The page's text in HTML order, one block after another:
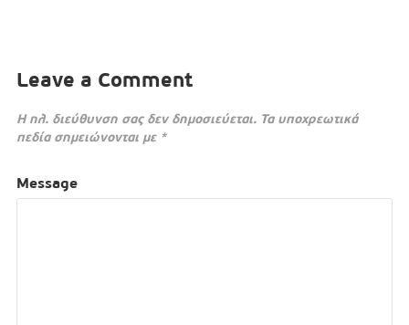
Leave a Comment
Η ηλ. διεύθυνση σας δεν δημοσιεύεται. Τα υποχρεωτικά
πεδία σημειώνονται με *
Message